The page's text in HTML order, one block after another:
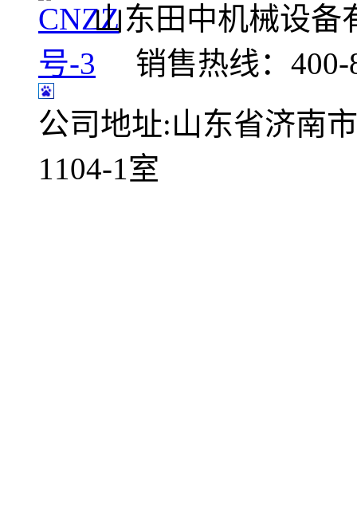
山东田中机械设
号-3 销售热线：400-
公司地址:山东省济南
1104-1室